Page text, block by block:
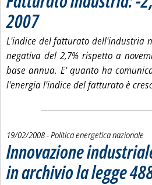
2007. Pubblicata mercoledì 20 febbraio 2008 alle
L'indice del fatturato dell'industria
negativa del 2,7% rispetto a
base annua. E' quanto ha
l'energia l'indice del fatturato è
19/02/2008- Politica energetica nazionale
Innovazione
in archivio la legge